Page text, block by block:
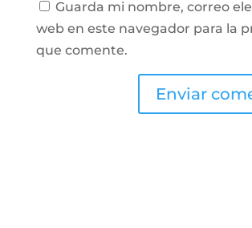
Guarda mi nombre, correo
web en este navegador para la
que comente.